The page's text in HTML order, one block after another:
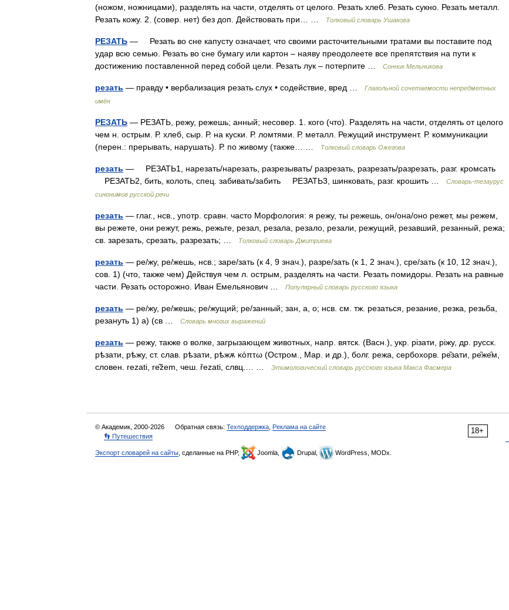
(ножом, ножницами), разделять на части, отделять от целого. Резать хлеб. Резать сукно. Резать металл.
Резать кожу. 2. (совер. нет) без доп. Действовать при… …
Толковый словарь Ушакова
РЕЗАТЬ — Резать во сне капусту означает, что своими расточительными тратами вы поставите под
удар всю семью. Резать во сне бумагу или картон – наяву преодолеете все препятствия на пути к
достижению поставленной перед собой цели. Резать лук – потерпите …
Сонник Мельникова
резать — правду • вербализация резать слух • содействие, вред …
Глагольной сочетаемости непредметных
имён
РЕЗАТЬ — РЕЗАТЬ, режу, режешь; анный; несовер. 1. кого (что). Разделять на части, отделять от целого
чем н. острым. Р. хлеб, сыр. Р. на куски. Р. ломтями. Р. металл. Режущий инструмент. Р. коммуникации
(перен.: прерывать, нарушать). Р. по живому (также… …
Толковый словарь Ожегова
резать — РЕЗАТЬ1, нарезать/нарезать, разрезывать/ разрезать, разрезать/разрезать, разг. кромсать
РЕЗАТЬ2, бить, колоть, спец. забивать/забить РЕЗАТЬ3, шинковать, разг. крошить …
Словарь-тезаурус
синонимов русской речи
резать — глаг., нсв., употр. сравн. часто Морфология: я режу, ты режешь, он/она/оно режет, мы режем,
вы режете, они режут, режь, режьте, резал, резала, резало, резали, режущий, резавший, резанный, режа;
св. зарезать, срезать, разрезать; …
Толковый словарь Дмитриева
резать — ре/жу, ре/жешь, нсв.; заре/зать (к 4, 9 знач.), разре/зать (к 1, 2 знач.), сре/зать (к 10, 12 знач.),
сов. 1) (что, также чем) Действуя чем л. острым, разделять на части. Резать помидоры. Резать на равные
части. Резать осторожно. Иван Емельянович …
Популярный словарь русского языка
резать — ре/жу, ре/жешь; ре/жущий; ре/занный; зан, а, о; нсв. см. тж. резаться, резание, резка, резьба,
резануть 1) а) (св …
Словарь многих выражений
резать — режу, также о волке, загрызающем животных, напр. вятск. (Васн.), укр. рiзати, рiжу, др. русск.
рѣзати, рѣжу, ст. слав. рѣзати, рѣжѫ κόπτω (Остром., Мар. и др.), болг. режа, сербохорв. ре̏зати, ре̏же̑м,
словен. rezati, rе̑žеm, чеш. řezati, слвц.… …
Этимологический словарь русского языка Макса Фасмера
18+
© Академик, 2000-2026 Обратная связь: Техподдержка Реклама на сайте
👣 Путешествия
Экспорт словарей на сайты , сделанные на PHP, Joomla, Drupal, WordPress, MODx.